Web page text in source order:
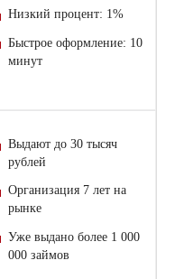
Низкий процент: 1%
Быстрое оформление: 10
минут
Выдают до 30 тысяч
рублей
Организация 7 лет на
рынке
Уже выдано более 1 000
000 займов